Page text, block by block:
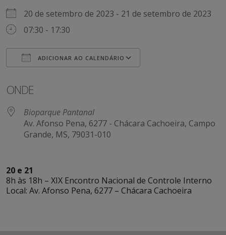
20 de setembro de 2023 - 21 de setembro de 2023
07:30 - 17:30
ADICIONAR AO CALENDÁRIO
ONDE
Bioparque Pantanal
Av. Afonso Pena, 6277 - Chácara Cachoeira, Campo
Grande, MS, 79031-010
20 e 21
8h às 18h – XIX Encontro Nacional de Controle Interno
Local: Av. Afonso Pena, 6277 – Chácara Cachoeira